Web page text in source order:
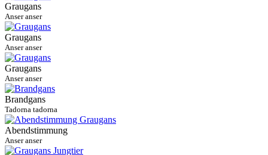
Graugans
Anser anser
Graugans
Anser anser
Graugans
Anser anser
Brandgans
Tadorna tadorna
Abendstimmung
Anser anser